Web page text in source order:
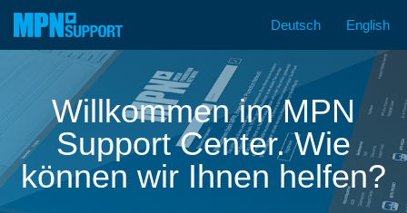
Zum
springen
Deutsch English
Willkommen im MPN
Support Center. Wie
können wir Ihnen helfen?